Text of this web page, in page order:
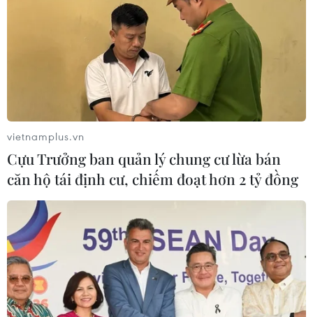
vietnamplus.vn
Cựu Trưởng ban quản lý chung cư lừa bán
căn hộ tái định cư, chiếm đoạt hơn 2 tỷ đồng